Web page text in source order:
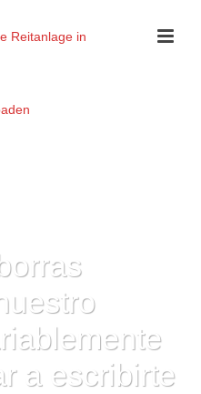
a escribirte